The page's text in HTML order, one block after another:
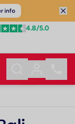
info
4.8/5.0